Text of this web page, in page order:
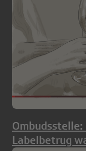
Ombudsstelle:
Labelbetrug